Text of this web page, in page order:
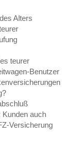
Alters
teurer
Benutzer
Kunden auch
Versicherung